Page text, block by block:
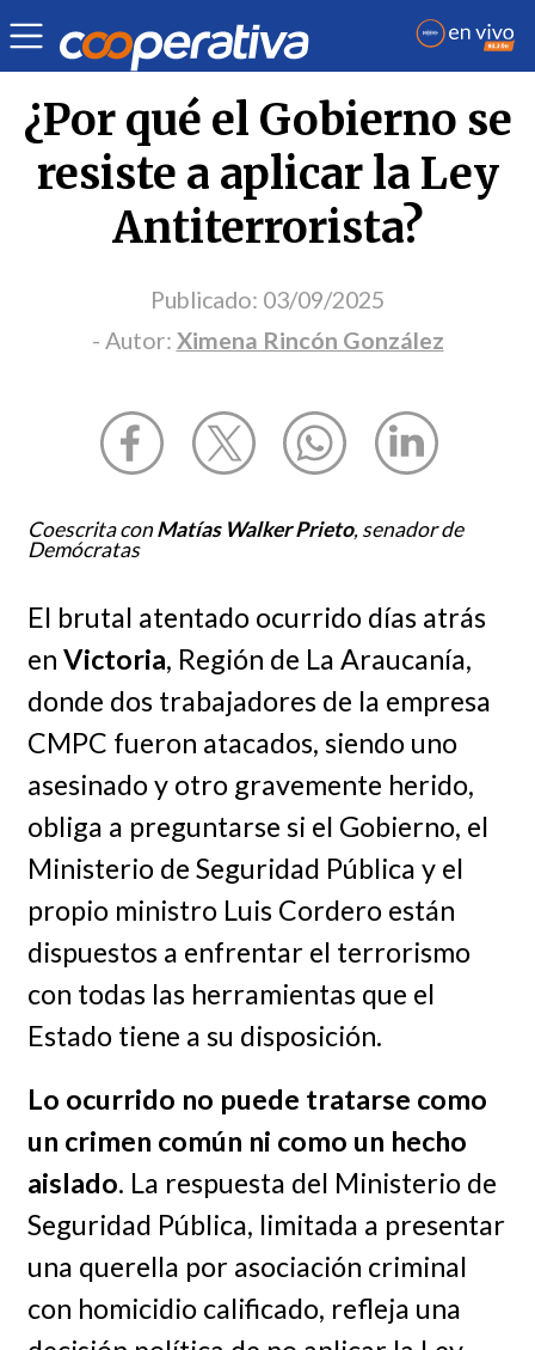
Opinión | Ximena Rincón González
¿Por qué el Gobierno se
resiste a aplicar la Ley
Antiterrorista?
Publicado: 03/09/2025
- Autor: Ximena Rincón González
Coescrita conMatías Walker Prieto, senador de
Demócratas
El brutal atentado ocurrido días atrás
en Victoria, Región de La Araucanía,
donde dos trabajadores de la empresa
CMPC fueron atacados, siendo uno
asesinado y otro gravemente herido,
obliga a preguntarse si el Gobierno, el
Ministerio de Seguridad Pública y el
propio ministro Luis Cordero están
dispuestos a enfrentar el terrorismo
con todas las herramientas que el
Estado tiene a su disposición.
Lo ocurrido no puede tratarse como
un crimen común ni como un hecho
aislado. La respuesta del Ministerio de
Seguridad Pública, limitada a presentar
una querella por asociación criminal
con homicidio calificado, refleja una